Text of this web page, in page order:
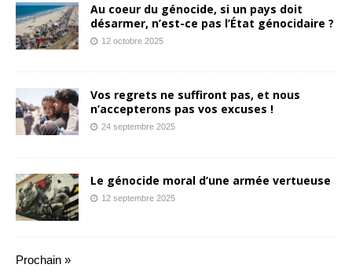
Au coeur du génocide, si un pays doit
désarmer, n’est-ce pas l’État génocidaire ?
12 octobre 2025
Vos regrets ne suffiront pas, et nous
n’accepterons pas vos excuses !
24 septembre 2025
Le génocide moral d’une armée vertueuse
12 septembre 2025
Prochain »